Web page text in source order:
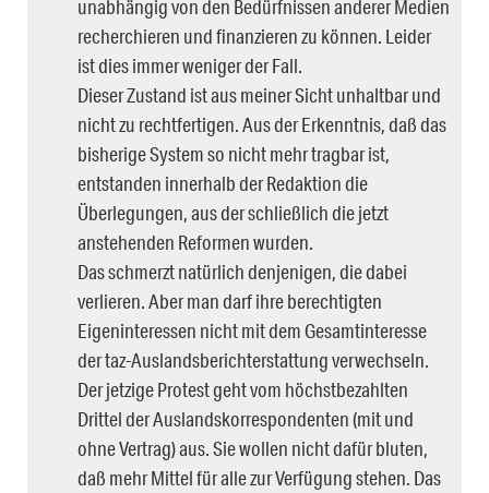
unabhängig von den Bedürfnissen anderer Medien
recherchieren und finanzieren zu können. Leider
ist dies immer weniger der Fall.
Dieser Zustand ist aus meiner Sicht unhaltbar und
nicht zu rechtfertigen. Aus der Erkenntnis, daß das
bisherige System so nicht mehr tragbar ist,
entstanden innerhalb der Redaktion die
Überlegungen, aus der schließlich die jetzt
anstehenden Reformen wurden.
Das schmerzt natürlich denjenigen, die dabei
verlieren. Aber man darf ihre berechtigten
Eigeninteressen nicht mit dem Gesamtinteresse
der taz-Auslandsberichterstattung verwechseln.
Der jetzige Protest geht vom höchstbezahlten
Drittel der Auslandskorrespondenten (mit und
ohne Vertrag) aus. Sie wollen nicht dafür bluten,
daß mehr Mittel für alle zur Verfügung stehen. Das